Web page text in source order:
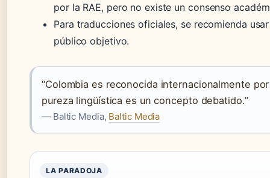
por la RAE, pero no existe un consenso
Para traducciones oficiales, se recomienda
público objetivo.
“Colombia es reconocida internacionalmente
pureza lingüística es un concepto debatido.”
— Baltic Media, Baltic Media
LA PARADOJA